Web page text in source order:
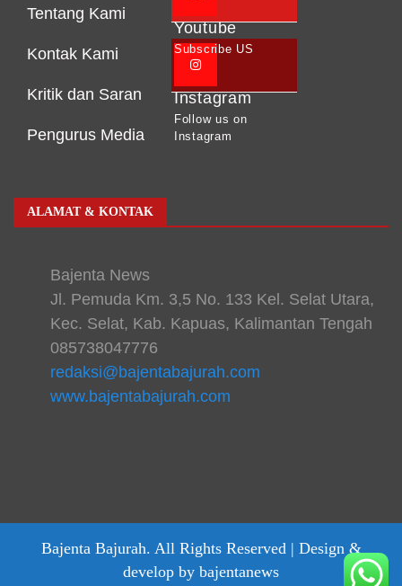
Tentang Kami
Kontak Kami
Kritik dan Saran
Pengurus Media
Youtube
Subscribe US
Instagram
Follow us on
Instagram
ALAMAT & KONTAK
Bajenta News
Jl. Pemuda Km. 3,5 No. 133 Kel. Selat Utara,
Kec. Selat, Kab. Kapuas, Kalimantan Tengah
085738047776
redaksi@bajentabajurah.com
www.bajentabajurah.com
Bajenta Bajurah. All Rights Reserved | Design &
develop by bajentanews